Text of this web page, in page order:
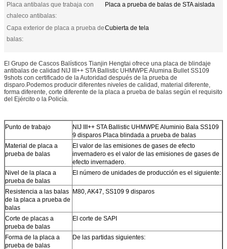
Placa antibalas que trabaja con
chaleco antibalas:
Placa a prueba de balas de STA aislada
Capa exterior de placa a prueba de
balas:
Cubierta de tela
El Grupo de Cascos Balísticos Tianjin Hengtai ofrece una placa de blindaje
antibalas de calidad NIJ III++ STA Ballistic UHMWPE Alumina Bullet SS109
9shots con certificado de la Autoridad después de la prueba de
disparo.Podemos producir diferentes niveles de calidad, material diferente,
forma diferente, corte diferente de la placa a prueba de balas según el requisito
del Ejército o la Policía.
Punto de trabajo
NIJ III++ STA Ballistic UHMWPE Aluminio Bala SS109
9 disparos Placa blindada a prueba de balas
Material de placa a
prueba de balas
El valor de las emisiones de gases de efecto
invernadero es el valor de las emisiones de gases de
efecto invernadero.
Nivel de la placa a
prueba de balas
El número de unidades de producción es el siguiente:
Resistencia a las balas
de la placa a prueba de
balas
M80, AK47, SS109 9 disparos
Corte de placas a
prueba de balas
El corte de SAPI
Forma de la placa a
prueba de balas
De las partidas siguientes: